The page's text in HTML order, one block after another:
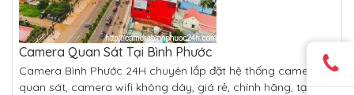
Camera Quan Sát Tại Bình Phước
Camera Bình Phước 24H chuyên lắp đặt hệ thống camera
quan sát, camera wifi không dây, giá rẻ, chính hãng, tại Thị